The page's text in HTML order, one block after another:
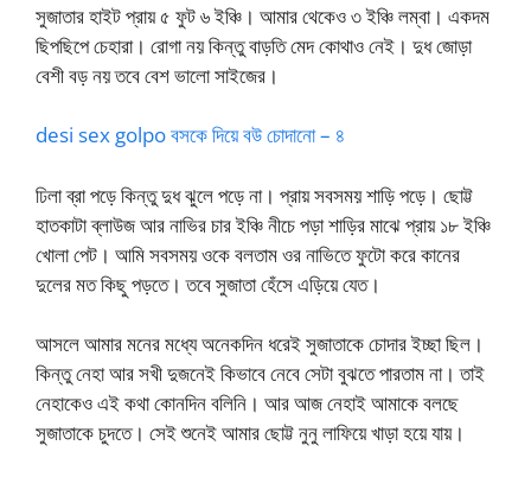
সুজাতার হাইট প্রায় ৫ ফুট ৬ ইঞ্চি। আমার থেকেও ৩ ইঞ্চি লম্বা। একদম
ছিপছিপে চেহারা। রোগা নয় কিন্তু বাড়তি মেদ কোথাও নেই। দুধ জোড়া
বেশী বড় নয় তবে বেশ ভালো সাইজের।
desi sex golpo বসকে দিয়ে বউ চোদানো – ৪
ঢিলা ব্রা পড়ে কিন্তু দুধ ঝুলে পড়ে না। প্রায় সবসময় শাড়ি পড়ে। ছোট্ট
হাতকাটা ব্লাউজ আর নাভির চার ইঞ্চি নীচে পড়া শাড়ির মাঝে প্রায় ১৮ ইঞ্চি
খোলা পেট। আমি সবসময় ওকে বলতাম ওর নাভিতে ফুটো করে কানের
দুলের মত কিছু পড়তে। তবে সুজাতা হেঁসে এড়িয়ে যেত।
আসলে আমার মনের মধ্যে অনেকদিন ধরেই সুজাতাকে চোদার ইচ্ছা ছিল।
কিন্তু নেহা আর সখী দুজনেই কিভাবে নেবে সেটা বুঝতে পারতাম না। তাই
নেহাকেও এই কথা কোনদিন বলিনি। আর আজ নেহাই আমাকে বলছে
সুজাতাকে চুদতে। সেই শুনেই আমার ছোট্ট নুনু লাফিয়ে খাড়া হয়ে যায়।